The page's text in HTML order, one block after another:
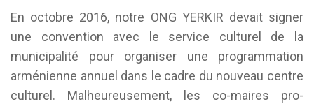
En octobre 2016, notre ONG YERKIR devait signer
une convention avec le service culturel de la
municipalité pour organiser une programmation
arménienne annuel dans le cadre du nouveau centre
culturel. Malheureusement, les co-maires pro-